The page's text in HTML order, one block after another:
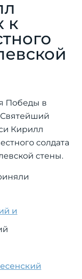
к
Победы в
Кирилл
солдата
стены.
и